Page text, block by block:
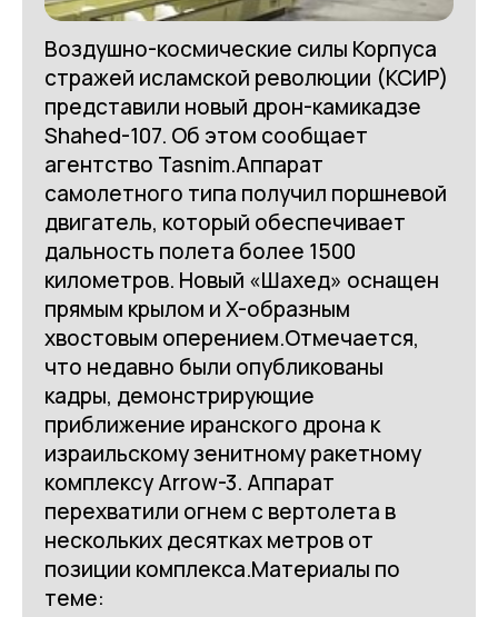
Воздушно-космические силы Корпуса
стражей исламской революции (КСИР)
представили новый дрон-камикадзе
Shahed-107. Об этом сообщает
агентство Tasnim.Аппарат
самолетного типа получил поршневой
двигатель, который обеспечивает
дальность полета более 1500
километров. Новый «Шахед» оснащен
прямым крылом и X-образным
хвостовым оперением.Отмечается,
что недавно были опубликованы
кадры, демонстрирующие
приближение иранского дрона к
израильскому зенитному ракетному
комплексу Arrow-3. Аппарат
перехватили огнем с вертолета в
нескольких десятках метров от
позиции комплекса.Материалы по
теме: